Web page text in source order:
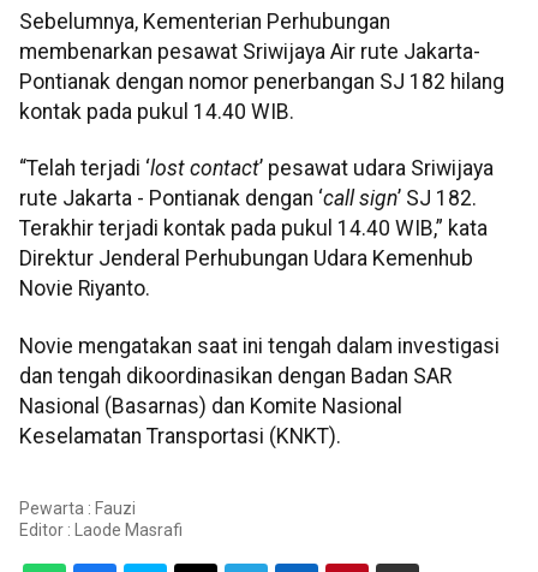
Sebelumnya, Kementerian Perhubungan
membenarkan pesawat Sriwijaya Air rute Jakarta-
Pontianak dengan nomor penerbangan SJ 182 hilang
kontak pada pukul 14.40 WIB.
“Telah terjadi ‘lost contact’ pesawat udara Sriwijaya
rute Jakarta - Pontianak dengan ‘call sign’ SJ 182.
Terakhir terjadi kontak pada pukul 14.40 WIB,” kata
Direktur Jenderal Perhubungan Udara Kemenhub
Novie Riyanto.
Novie mengatakan saat ini tengah dalam investigasi
dan tengah dikoordinasikan dengan Badan SAR
Nasional (Basarnas) dan Komite Nasional
Keselamatan Transportasi (KNKT).
Pewarta : Fauzi
Editor :
Laode Masrafi